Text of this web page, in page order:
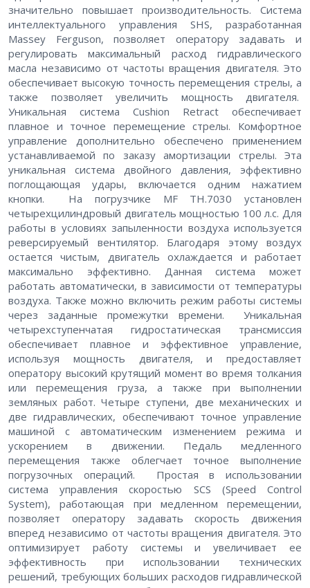
значительно повышает производительность. Система
интеллектуального управления SHS, разработанная
Massey Ferguson, позволяет оператору задавать и
регулировать максимальный расход гидравлического
масла независимо от частоты вращения двигателя. Это
обеспечивает высокую точность перемещения стрелы, а
также позволяет увеличить мощность двигателя.
Уникальная система Cushion Retract обеспечивает
плавное и точное перемещение стрелы. Комфортное
управление дополнительно обеспечено применением
устанавливаемой по заказу амортизации стрелы. Эта
уникальная система двойного давления, эффективно
поглощающая удары, включается одним нажатием
кнопки. На погрузчике MF TH.7030 установлен
четырехцилиндровый двигатель мощностью 100 л.с. Для
работы в условиях запыленности воздуха используется
реверсируемый вентилятор. Благодаря этому воздух
остается чистым, двигатель охлаждается и работает
максимально эффективно. Данная система может
работать автоматически, в зависимости от температуры
воздуха. Также можно включить режим работы системы
через заданные промежутки времени. Уникальная
четырехступенчатая гидростатическая трансмиссия
обеспечивает плавное и эффективное управление,
используя мощность двигателя, и предоставляет
оператору высокий крутящий момент во время толкания
или перемещения груза, а также при выполнении
земляных работ. Четыре ступени, две механических и
две гидравлических, обеспечивают точное управление
машиной с автоматическим изменением режима и
ускорением в движении. Педаль медленного
перемещения также облегчает точное выполнение
погрузочных операций. Простая в использовании
система управления скоростью SCS (Speed Control
System), работающая при медленном перемещении,
позволяет оператору задавать скорость движения
вперед независимо от частоты вращения двигателя. Это
оптимизирует работу системы и увеличивает ее
эффективность при использовании технических
решений, требующих больших расходов гидравлической